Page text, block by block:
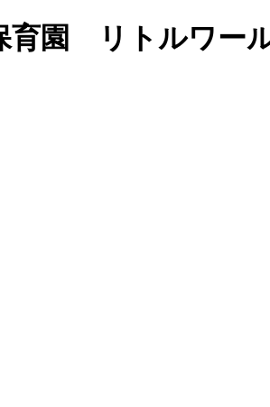
育園 リトルワー